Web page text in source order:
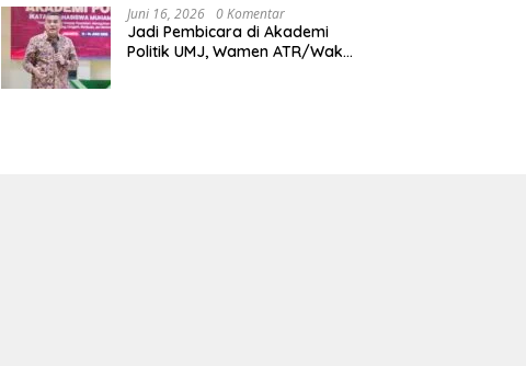
Kalimantan Timur
Juni 16, 2026 0 Komentar
Jadi Pembicara di Akademi
Politik UMJ, Wamen ATR/Waka